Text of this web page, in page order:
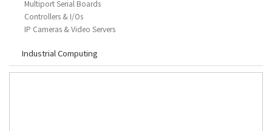
Multiport Serial Boards
Controllers & I/Os
IP Cameras & Video Servers
Industrial Computing